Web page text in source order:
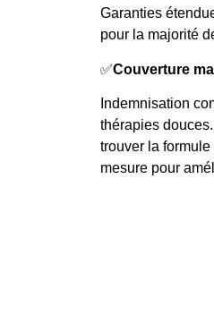
Garanties
pour la majorité
✅Couverture
Indemnisation
thérapies
trouver la
mesure pour